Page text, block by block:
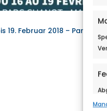
19. Februar 2018 – Parc